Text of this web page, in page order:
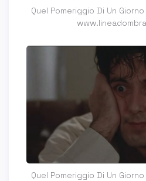
Quel Pomeriggio Di Un
Quel Pomeriggio Di Un